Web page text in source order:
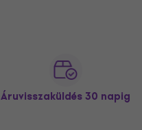
Áruvisszaküldés 30 napig